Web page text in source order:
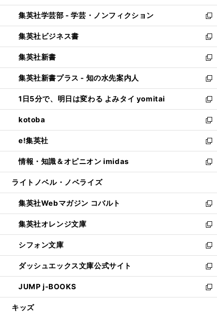
開
く
ウ
で
開
く
ン
ド
ウ
で
開
く
ウ
ィ
ン
ド
ウ
で
開
く
集英社学芸部 - 学芸・ノンフィクション
新
し
い
ウ
ィ
ン
ド
ウ
で
開
く
集英社ビジネス書
新
し
い
ウ
ィ
ン
ド
ウ
で
開
く
集英社新書
新
し
い
ウ
ィ
ン
ド
ウ
で
開
く
集英社新書プラス - 知の水先案内人
新
し
い
ウ
ィ
ン
ド
ウ
で
開
1日5分で、明日は変わる よみタイ yomitai
新
し
い
ウ
ィ
ン
ド
ウ
開
く
kotoba
新
し
い
ウ
ィ
ン
ウ
で
開
く
e!集英社
新
し
い
ウ
ン
ド
ウ
で
開
く
情報・知識＆オピニオン imidas
新
し
ウ
ィ
ン
ド
ウ
で
開
く
ライトノベル・ノベライズ
集英社Webマガジン コバルト
新
し
い
ウ
ィ
ン
ド
ウ
で
開
集英社オレンジ文庫
新
し
い
ウ
ィ
ン
ド
ウ
シフォン文庫
新
し
い
ウ
ィ
ン
ダッシュエックス文庫公式サイト
新
し
い
ウ
JUMP j-BOOKS
新
し
キッズ